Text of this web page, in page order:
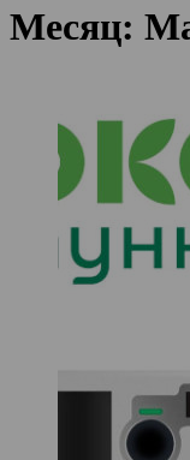
Месяц: